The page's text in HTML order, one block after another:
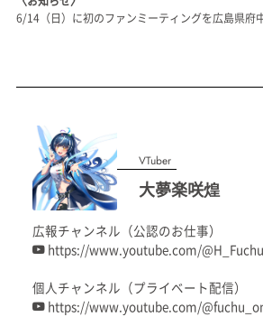
6/14（日）に初のファンミーティングを広島県府
VTuber
大夢楽咲煌
広報チャンネル（公認のお仕事）
https://www.youtube.com/
個人チャンネル（プライベート配信）
https://www.youtube.com/